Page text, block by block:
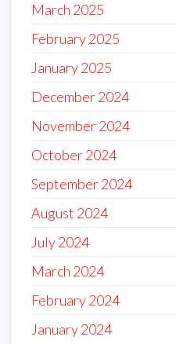
March 2025
February 2025
January 2025
December 2024
November 2024
October 2024
September 2024
August 2024
July 2024
March 2024
February 2024
January 2024